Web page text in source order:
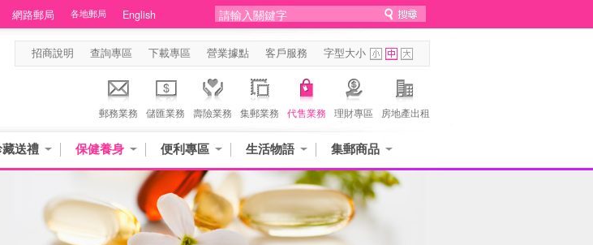
網路郵局 各地郵局 English
招商說明 查詢專區 下載專區 營業據點 客戶服務 字型大小
郵務業務 儲匯業務 壽險業務 集郵業務 代售業務 理財專區 房地產出租
藏送禮 保健養身 便利專區 生活物語 集郵商品